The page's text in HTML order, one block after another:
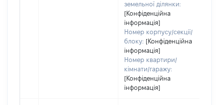
земельної ділянки:
[Конфіденційна
інформація]
Номер корпусу/секції/
блоку: [Конфіденційна
інформація]
Номер квартири/
кімнати/гаражу:
[Конфіденційна
інформація]